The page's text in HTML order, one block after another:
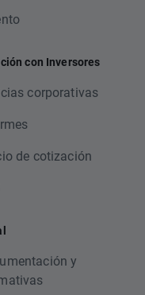
con Inversores
corporativas
de cotización
y